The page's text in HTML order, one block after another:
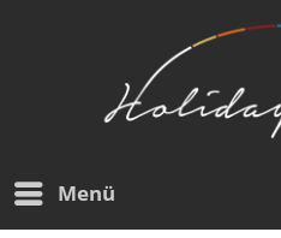
Menü